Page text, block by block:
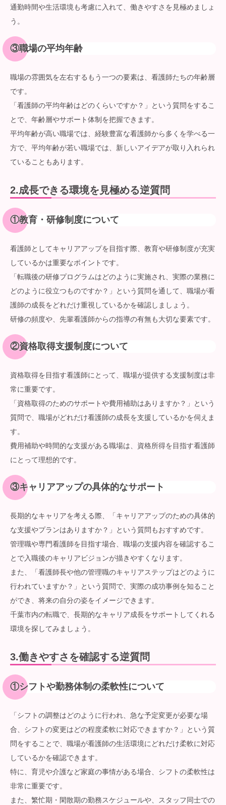
通勤時間や生活環境も考慮に入れて、働きやすさを見極めましょ
う。
③職場の平均年齢
職場の雰囲気を左右するもう一つの要素は、看護師たちの年齢層
です。
「看護師の平均年齢はどのくらいですか？」という質問をするこ
とで、年齢層やサポート体制を把握できます。
平均年齢が高い職場では、経験豊富な看護師から多くを学べる一
方で、平均年齢が若い職場では、新しいアイデアが取り入れられ
ていることもあります。
2.成長できる環境を見極める逆質問
①教育・研修制度について
看護師としてキャリアアップを目指す際、教育や研修制度が充実
しているかは重要なポイントです。
「転職後の研修プログラムはどのように実施され、実際の業務に
どのように役立つものですか？」という質問を通して、職場が看
護師の成長をどれだけ重視しているかを確認しましょう。
研修の頻度や、先輩看護師からの指導の有無も大切な要素です。
②資格取得支援制度について
資格取得を目指す看護師にとって、職場が提供する支援制度は非
常に重要です。
「資格取得のためのサポートや費用補助はありますか？」という
質問で、職場がどれだけ看護師の成長を支援しているかを伺えま
す。
費用補助や時間的な支援がある職場は、資格所得を目指す看護師
にとって理想的です。
③キャリアアップの具体的なサポート
長期的なキャリアを考える際、「キャリアアップのための具体的
な支援やプランはありますか？」という質問もおすすめです。
管理職や専門看護師を目指す場合、職場の支援内容を確認するこ
とで入職後のキャリアビジョンが描きやすくなります。
また、「看護師長や他の管理職のキャリアステップはどのように
行われていますか？」という質問で、実際の成功事例を知ること
ができ、将来の自分の姿をイメージできます。
千葉市内の転職で、長期的なキャリア成長をサポートしてくれる
環境を探してみましょう。
3.働きやすさを確認する逆質問
①シフトや勤務体制の柔軟性について
「シフトの調整はどのように行われ、急な予定変更が必要な場
合、シフトの変更はどの程度柔軟に対応できますか？」という質
問をすることで、職場が看護師の生活環境にどれだけ柔軟に対応
しているかを確認できます。
特に、育児や介護など家庭の事情がある場合、シフトの柔軟性は
非常に重要です。
また、繁忙期・閑散期の勤務スケジュールや、スタッフ同士での